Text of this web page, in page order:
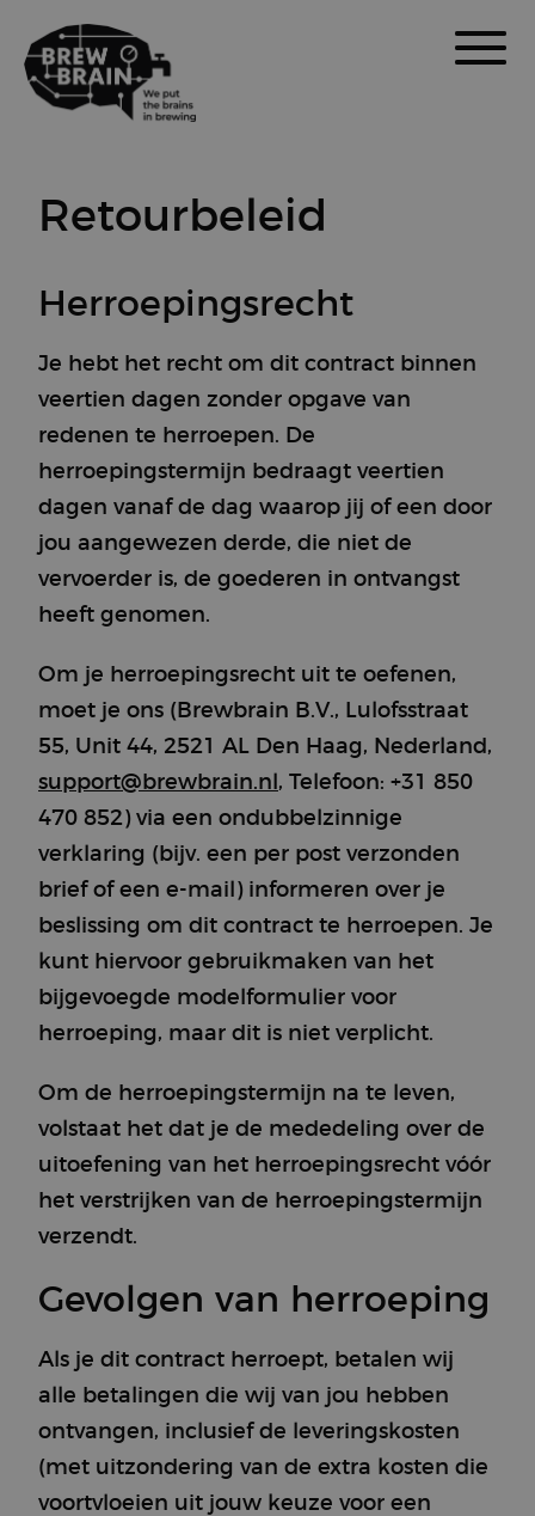
Retourbeleid
Herroepingsrecht
Je hebt het recht om dit contract binnen
veertien dagen zonder opgave van
redenen te herroepen. De
herroepingstermijn bedraagt veertien
dagen vanaf de dag waarop jij of een door
jou aangewezen derde, die niet de
vervoerder is, de goederen in ontvangst
heeft genomen.
Om je herroepingsrecht uit te oefenen,
moet je ons (Brewbrain B.V., Lulofsstraat
55, Unit 44, 2521 AL Den Haag, Nederland,
support@brewbrain.nl , Telefoon: +31 850
470 852) via een ondubbelzinnige
verklaring (bijv. een per post verzonden
brief of een e-mail) informeren over je
beslissing om dit contract te herroepen. Je
kunt hiervoor gebruikmaken van het
bijgevoegde modelformulier voor
herroeping, maar dit is niet verplicht.
Om de herroepingstermijn na te leven,
volstaat het dat je de mededeling over de
uitoefening van het herroepingsrecht vóór
het verstrijken van de herroepingstermijn
verzendt.
Gevolgen van herroeping
Als je dit contract herroept, betalen wij
alle betalingen die wij van jou hebben
ontvangen, inclusief de leveringskosten
(met uitzondering van de extra kosten die
voortvloeien uit jouw keuze voor een